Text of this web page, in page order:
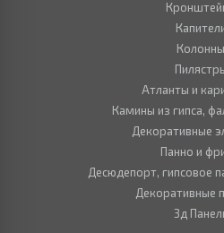
Колонны
Атланты и
Камины из гипса,
Декоративные
Панно и
Десюдепорт, гипсовое
Декоративные
3д